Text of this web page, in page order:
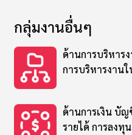
กลุ่มงานอื่นๆ
ด้านการบริหาร
การบริหารงาน
ด้านการเงิน บัญ
รายได้ การลงทุ